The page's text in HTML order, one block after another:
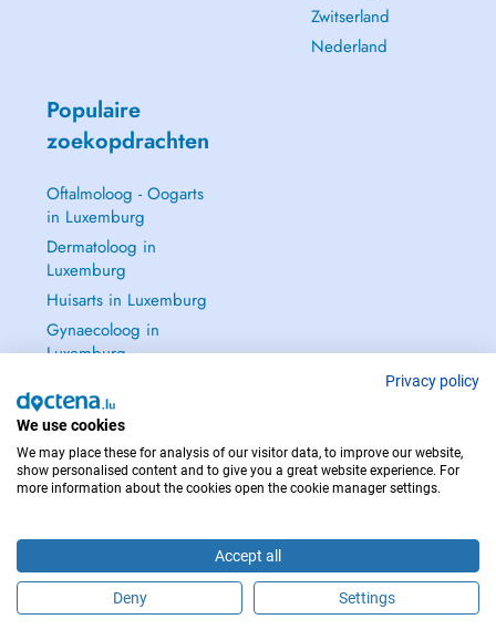
Maak online een afspraak
Zwitserland
Nederland
Populaire
zoekopdrachten
Oftalmoloog - Oogarts
in Luxemburg
Dermatoloog in
Luxemburg
Huisarts in Luxemburg
Gynaecoloog in
Luxemburg
NEEM IN GEVAL VAN NOOD CONTACT OP MET : 112
Privacy policy
We use cookies
We may place these for analysis of our visitor data, to improve our website,
show personalised content and to give you a great website experience. For
more information about the cookies open the cookie manager settings.
Accept all
Deny Settings